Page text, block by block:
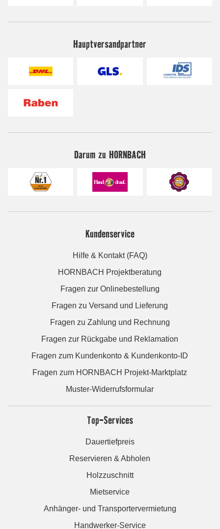
Hauptversandpartner
Darum zu HORNBACH
Kundenservice
Hilfe & Kontakt (FAQ)
HORNBACH Projektberatung
Fragen zur Onlinebestellung
Fragen zu Versand und Lieferung
Fragen zu Zahlung und Rechnung
Fragen zur Rückgabe und Reklamation
Fragen zum Kundenkonto & Kundenkonto-ID
Fragen zum HORNBACH Projekt-Marktplatz
Muster-Widerrufsformular
Top-Services
Dauertiefpreis
Reservieren & Abholen
Holzzuschnitt
Mietservice
Anhänger- und Transportervermietung
Handwerker-Service